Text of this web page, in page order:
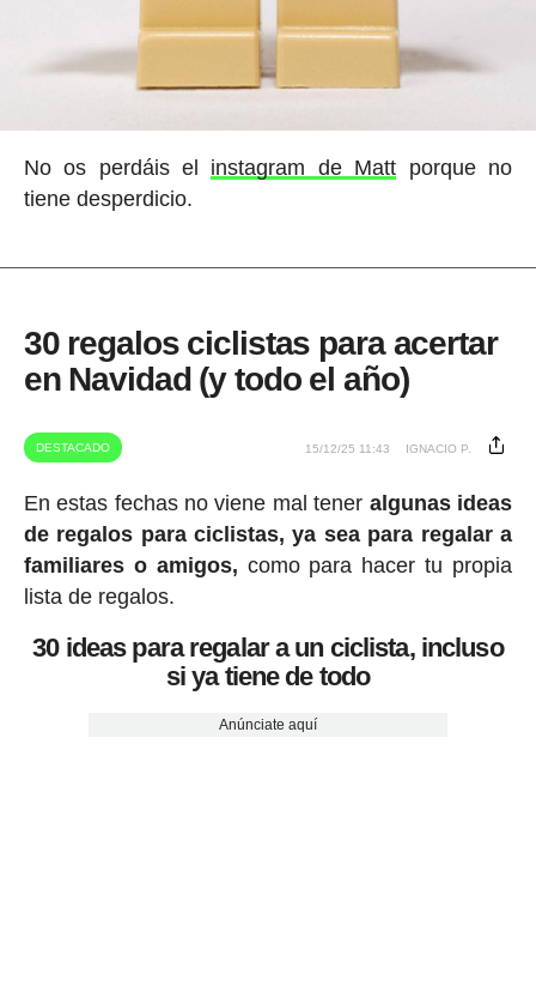
No os perdáis el instagram de Matt porque no
tiene desperdicio.
30 regalos ciclistas para acertar
en Navidad (y todo el año)
DESTACADO 15/12/25 11:43 IGNACIO P.
En estas fechas no viene mal tener algunas ideas
de regalos para ciclistas, ya sea para regalar a
familiares o amigos, como para hacer tu propia
lista de regalos.
30 ideas para regalar a un ciclista, incluso
si ya tiene de todo
Anúnciate aquí